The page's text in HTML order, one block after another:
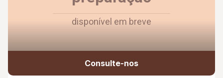
disponível em breve
Consulte-nos